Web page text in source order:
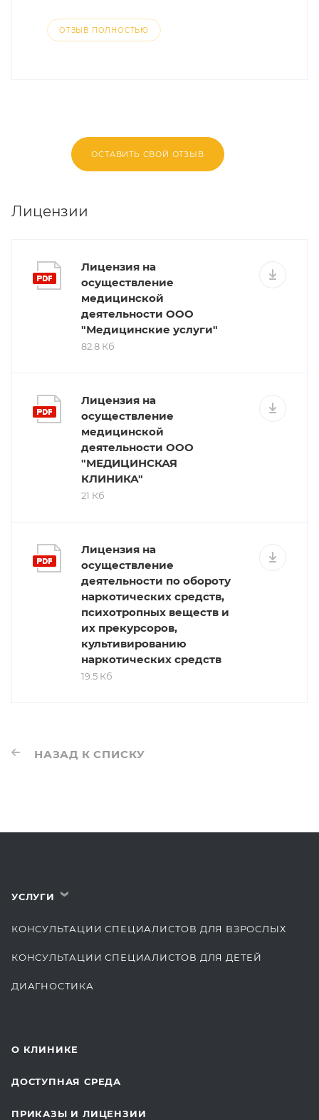
ОТЗЫВ ПОЛНОСТЬЮ
ОСТАВИТЬ СВОЙ ОТЗЫВ
Лицензии
Лицензия на
осуществление
медицинской
деятельности ООО
"Медицинские услуги"
82.8 Кб
Лицензия на
осуществление
медицинской
деятельности ООО
"МЕДИЦИНСКАЯ
КЛИНИКА"
21 Кб
Лицензия на
осуществление
деятельности по обороту
наркотических средств,
психотропных веществ и
их прекурсоров,
культивированию
наркотических средств
19.5 Кб
НАЗАД К СПИСКУ
УСЛУГИ ›
КОНСУЛЬТАЦИИ СПЕЦИАЛИСТОВ ДЛЯ ВЗРОСЛЫХ
КОНСУЛЬТАЦИИ СПЕЦИАЛИСТОВ ДЛЯ ДЕТЕЙ
ДИАГНОСТИКА
О КЛИНИКЕ
ДОСТУПНАЯ СРЕДА
ПРИКАЗЫ И ЛИЦЕНЗИИ